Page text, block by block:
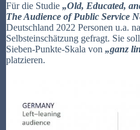
Für die Studie „Old, Educated,
The Audience of Public Service
Deutschland 2022 Personen u.a.
Selbsteinschätzung gefragt. Sie
Sieben-Punkte-Skala von „ganz
platzieren.